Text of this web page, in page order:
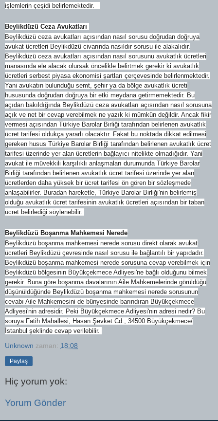
işlemlerin çeşidi belirlemektedir.
Beylikdüzü Ceza Avukatları
Beylikdüzü ceza avukatları açısından nasıl sorusu doğrudan doğruya
avukat ücretleri Beylikdüzü civarında nasıldır sorusu ile alakalıdır.
Beylikdüzü ceza avukatları açısından nasıl sorusunu avukatlık ücretleri
manasında ele alacak olursak öncelikle belirtmek gerekir ki avukatlık
ücretleri serbest piyasa ekonomisi şartları çerçevesinde belirlenmektedir.
Yani avukatın bulunduğu semt, şehir ya da bölge avukatlık ücreti
hususunda doğrudan doğruya bir etki meydana getirmemektedir. Bu
açıdan bakıldığında Beylikdüzü ceza avukatları açısından nasıl sorusuna
açık ve net bir cevap verebilmek ne yazık ki mümkün değildir. Ancak fikir
vermesi açısından Türkiye Barolar Birliği tarafından belirlenen avukatlık
ücret tarifesi oldukça yararlı olacaktır. Fakat bu noktada dikkat edilmesi
gereken husus Türkiye Barolar Birliği tarafından belirlenen avukatlık ücret
tarifesi üzerinde yer alan ücretlerin bağlayıcı nitelikte olmadığıdır. Yani
avukat ile müvekkili karşılıklı anlaşmaları durumunda Türkiye Barolar
Birliği tarafından belirlenen avukatlık ücret tarifesi üzerinde yer alan
ücretlerden daha yüksek bir ücret tarifesi ön gören bir sözleşmede
anlaşabilirler. Buradan hareketle, Türkiye Barolar Birliği'nin belirlemiş
olduğu avukatlık ücret tarifesinin avukatlık ücretleri açısından bir taban
ücret belirlediği söylenebilir.
Beylikdüzü Boşanma Mahkemesi Nerede
Beylikdüzü boşanma mahkemesi nerede sorusu direkt olarak avukat
ücretleri Beylikdüzü çevresinde nasıl sorusu ile bağlantılı bir yapıdadır.
Beylikdüzü boşanma mahkemesi nerede sorusuna cevap verebilmek için
Beylikdüzü bölgesinin Büyükçekmece Adliyesi'ne bağlı olduğunu bilmek
gerekir. Buna göre boşanma davalarının Aile Mahkemelerinde görüldüğü
düşünüldüğünde Beylikdüzü boşanma mahkemesi nerede sorusunun
cevabı Aile Mahkemesini de bünyesinde barındıran Büyükçekmece
Adliyesi'nin adresidir. Peki Büyükçekmece Adliyesi'nin adresi nedir? Bu
soruya Fatih Mahallesi, Hasan Şevket Cd., 34500 Büyükçekmece/
İstanbul şeklinde cevap verilebilir.
Unknown zaman: 18:08
Paylaş
Hiç yorum yok:
Yorum Gönder